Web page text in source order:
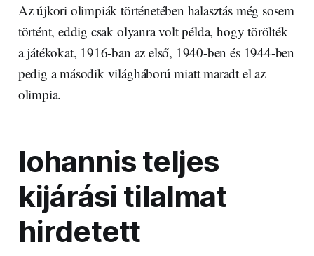
Az újkori olimpiák történetében halasztás még sosem
történt, eddig csak olyanra volt példa, hogy törölték
a játékokat, 1916-ban az első, 1940-ben és 1944-ben
pedig a második világháború miatt maradt el az
olimpia.
Iohannis teljes
kijárási tilalmat
hirdetett